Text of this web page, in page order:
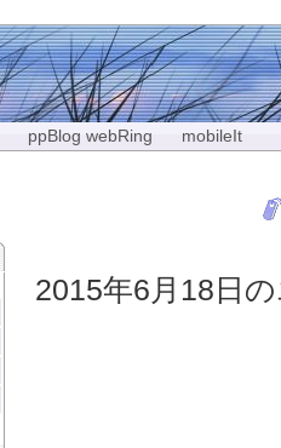
ppBlog webRing mobileIt
2015年6月18日